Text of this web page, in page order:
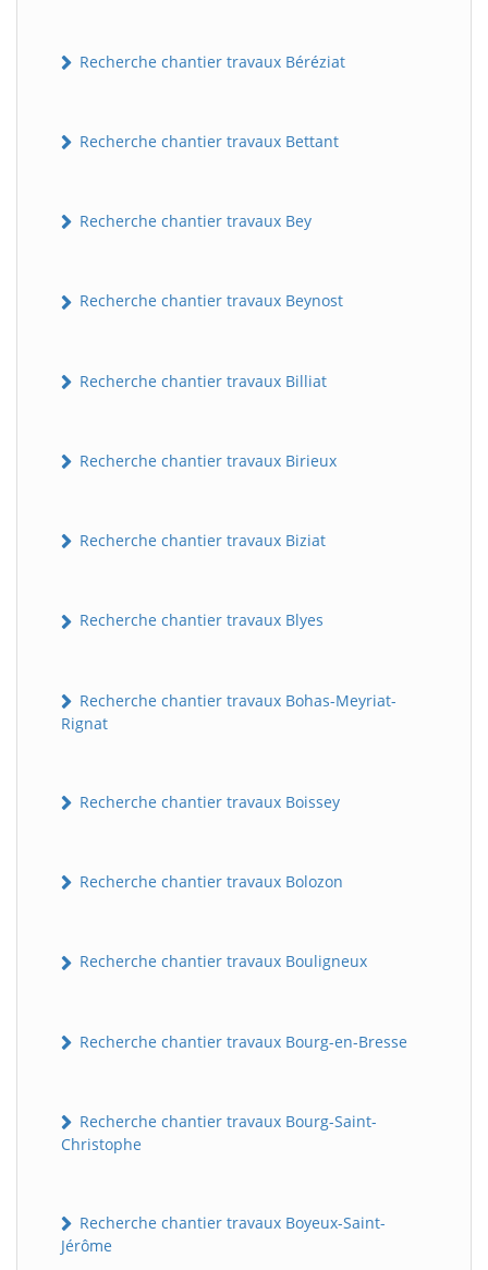
Recherche chantier travaux Béréziat
Recherche chantier travaux Bettant
Recherche chantier travaux Bey
Recherche chantier travaux Beynost
Recherche chantier travaux Billiat
Recherche chantier travaux Birieux
Recherche chantier travaux Biziat
Recherche chantier travaux Blyes
Recherche chantier travaux Bohas-Meyriat-
Rignat
Recherche chantier travaux Boissey
Recherche chantier travaux Bolozon
Recherche chantier travaux Bouligneux
Recherche chantier travaux Bourg-en-Bresse
Recherche chantier travaux Bourg-Saint-
Christophe
Recherche chantier travaux Boyeux-Saint-
Jérôme